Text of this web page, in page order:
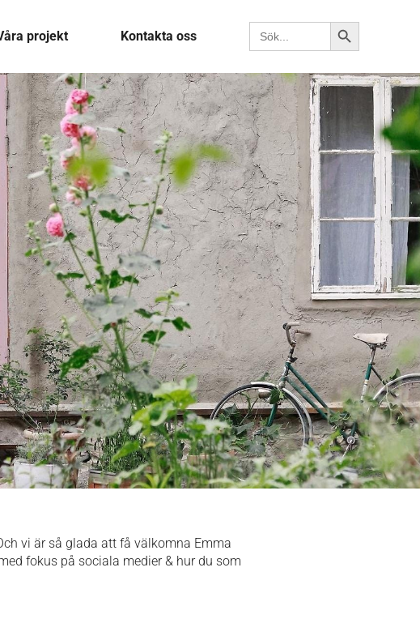
projekt Kontakta oss Sök efter: Sökknapp
vi är så glada att få välkomna Emma
fokus på sociala medier & hur du som